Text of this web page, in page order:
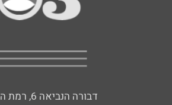
דבורה הנביאה 6, רמת השרון